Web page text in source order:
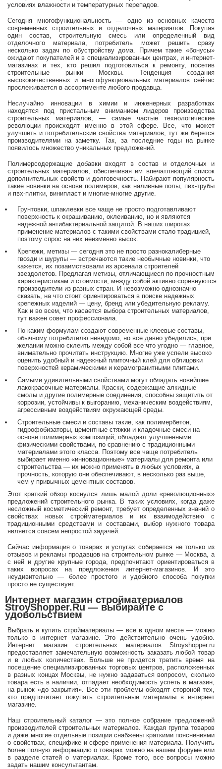
условиях влажности и температурных перепадов.
Сегодня многофункциональность — одно из основных качеств
современных строительных и отделочных материалов. Покупая
один состав, строительную смесь или определенный вид
отделочного материала, потребитель может решить сразу
несколько задач по обустройству дома. Причем такие «бонусы»
ожидают покупателей и в специализированных центрах, и интернет-
магазинах и тех, кто решил подготовиться к ремонту, посетив
строительные рынки Москвы. Тенденция создания
высококачественных и многофункциональных материалов сейчас
прослеживается в ассортименте любого продавца.
Неслучайно инновации в химии и инженерных разработках
находятся под пристальным вниманием лидеров производства
строительных материалов, — самые частые технологические
революции происходят именно в этой сфере. Все, что может
улучшить и потребительские свойства материалов, тут же берется
производителями на заметку. Так, за последние годы на рынке
появилось множество уникальных предложений.
Полимерсодержащие добавки входят в состав и отделочных и
строительных материалов, обеспечивая им впечатляющий список
дополнительных свойств и долговечность. Набирают популярность
такие новинки на основе полимеров, как наливные полы, пвх-трубы
и пвх-плитки, винипласт и многие-многие другие.
Грунтовки, шпаклевки все чаще не просто подготавливают
поверхность к окрашиванию, оклеиванию, но и являются
надежной антибактериальной защитой. В наших широтах
применение материалов с такими свойствами стало традицией,
поэтому спрос на них неизменно высок.
Крепежи, метизы — сегодня это не просто разнокалиберные
гвозди и шурупы — встречаются такие необычные новинки, что
кажется, их позаимствовали из арсенала строителей
звездолетов. Предлагая метизы, отличающиеся по прочностным
характеристикам и стоимости, между собой активно соревнуются
производители из разных стран. И невозможно однозначно
сказать, на что стоит ориентироваться в поиске надежных
крепежных изделий — цену, бренд или убедительную рекламу.
Как и во всем, что касается выбора строительных материалов,
тут важен совет профессионала.
По каким формулам создают современные клеевые составы,
обычному потребителю неведомо, но все давно убедились, при
желании можно склеить между собой все что угодно — главное,
внимательно прочитать инструкцию. Многие уже успели высоко
оценить удобный и надежный плиточный клей для облицовки
поверхностей керамическими и керамогранитными плитами.
Самыми удивительными свойствами могут обладать новейшие
лакокрасочные материалы. Краски, содержащие алкидные
смолы и другие полимерные соединения, способны защитить от
коррозии, устойчивы к выгоранию, механическим воздействиям,
агрессивным воздействиям окружающей среды.
Строительные смеси и составы такие, как полимербетон,
гидрофобизаторы, цементные стяжки и кладочные смеси на
основе полимерных композиций, обладают улучшенными
физическими свойствами, по сравнению с традиционными
материалами этого класса. Поэтому все чаще потребитель
выбирает именно «инновационные» материалы для ремонта или
строительства — их можно применять в любых условиях, а
прочность, которую они обеспечивают, в несколько раз выше,
чем у привычных цементных составов.
Этот краткий обзор коснулся лишь малой доли «революционных»
предложений строительного рынка. В таких условиях, когда даже
несложный косметический ремонт, требует определенных знаний о
свойствах новых стройматериалов и их взаимодействию с
традиционными средствами и составами, выбор нужного товара
является совсем непростой задачей.
Сейчас информация о товарах и услугах собирается не только из
отзывов и рекламы продавцов на строительном рынке — Москва, а
с ней и другие крупные города, предпочитают ориентироваться в
таких вопросах на предложения интернет-магазинов. И это
неудивительно — более простого и удобного способа покупки
просто не существует.
Интернет магазин стройматериалов
StroyShopper.Ru — выбирайте с
удовольствием
Выбрать и купить стройматериалы — все в одном месте — можно
только в интернет магазине. Это действительно очень удобно.
Интернет магазин строительных материалов Stroyshopper.ru
предоставляет замечательную возможность заказать любой товар
и в любых количествах. Больше не придется тратить время на
посещение специализированных торговых центров, расположенных
в разных концах Москвы, не нужно задаваться вопросом, сколько
товара есть в наличии, отпадает необходимость успеть в магазин,
на рынок «до закрытия». Все эти проблемы обходят стороной тех,
кто предпочитает покупать строительные материалы в интернет
магазине.
Наш строительный каталог — это полное собрание предложений
производителей строительных материалов. Каждая группа товаров
и даже многие отдельные позиции снабжены краткими пояснениями
о свойствах, специфике и сфере применения материала. Получить
более полную информацию о товарах можно на нашем форуме или
в разделе статей о материалах. Кроме того, все вопросы можно
задать нашим консультантам.